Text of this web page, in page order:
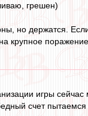
грешен)
но держатся.
крупное
игры
счет пытаемся